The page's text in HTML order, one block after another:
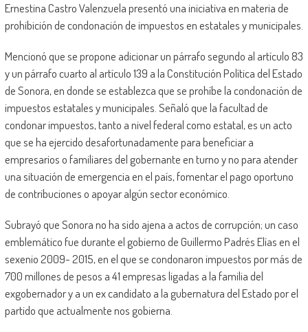
Ernestina Castro Valenzuela presentó una iniciativa en materia de
prohibición de condonación de impuestos en estatales y municipales.
Mencionó que se propone adicionar un párrafo segundo al artículo 83
y un párrafo cuarto al artículo 139 a la Constitución Política del Estado
de Sonora, en donde se establezca que se prohíbe la condonación de
impuestos estatales y municipales. Señaló que la facultad de
condonar impuestos, tanto a nivel federal como estatal, es un acto
que se ha ejercido desafortunadamente para beneficiar a
empresarios o familiares del gobernante en turno y no para atender
una situación de emergencia en el país, fomentar el pago oportuno
de contribuciones o apoyar algún sector económico.
Subrayó que Sonora no ha sido ajena a actos de corrupción; un caso
emblemático fue durante el gobierno de Guillermo Padrés Elías en el
sexenio 2009- 2015, en el que se condonaron impuestos por más de
700 millones de pesos a 41 empresas ligadas a la familia del
exgobernador y a un ex candidato a la gubernatura del Estado por el
partido que actualmente nos gobierna.